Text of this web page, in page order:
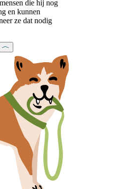
die hij nog
en kunnen
ze dat nodig